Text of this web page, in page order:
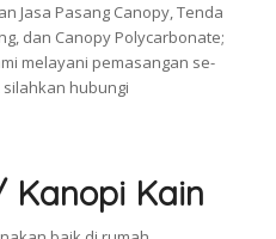
Jasa Pasang Canopy, Tenda
dan Canopy Polycarbonate;
melayani pemasangan se-
hubungi
Kanopi Kain